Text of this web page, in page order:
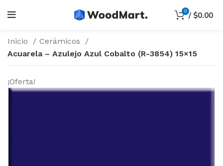
0 / $0.00
Inicio
Cerámicos
Acuarela – Azulejo Azul Cobalto (R-3854) 15×15
¡Oferta!